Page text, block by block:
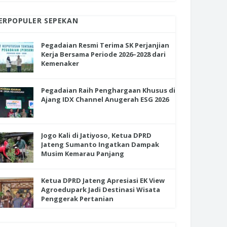
SEPEKAN
Pegadaian Resmi Terima SK Perjanjian
Kerja Bersama Periode 2026–2028 dari
Kemenaker
Pegadaian Raih Penghargaan Khusus di
Ajang IDX Channel Anugerah ESG 2026
Jogo Kali di Jatiyoso, Ketua DPRD
Jateng Sumanto Ingatkan Dampak
Musim Kemarau Panjang
Ketua DPRD Jateng Apresiasi EK View
Agroedupark Jadi Destinasi Wisata
Penggerak Pertanian